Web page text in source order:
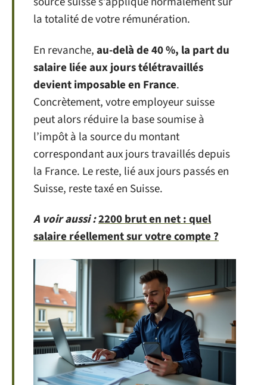
la totalité de votre rémunération.
En revanche,au-delà de 40 %, la part du
salaire liée aux jours télétravaillés
devient imposable en France.
Concrètement, votre employeur suisse
peut alors réduire la base soumise à
l’impôt à la source du montant
correspondant aux jours travaillés depuis
la France. Le reste, lié aux jours passés en
Suisse, reste taxé en Suisse.
A voir aussi :2200 brut en net : quel
salaire réellement sur votre compte ?